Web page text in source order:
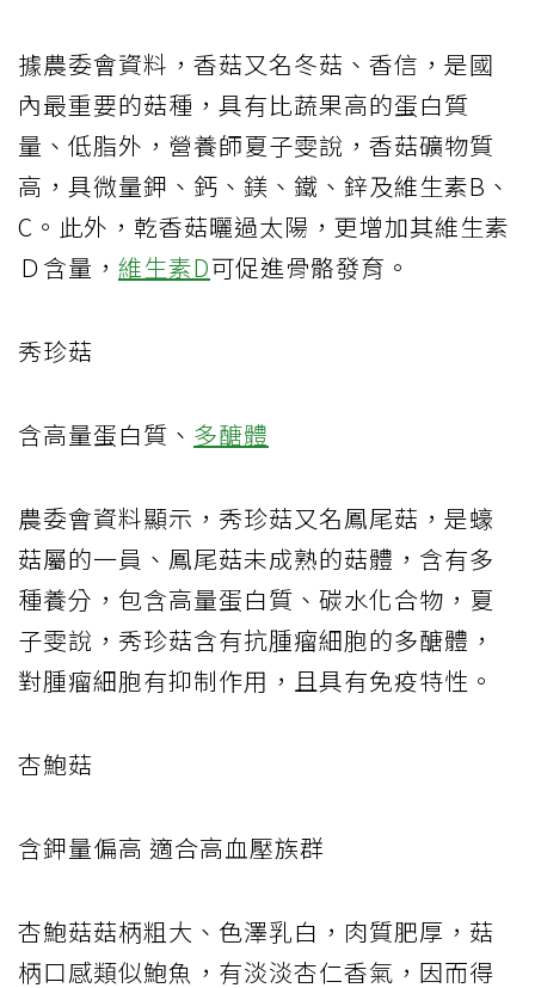
據農委會資料，香菇又名冬菇、香信，是國
內最重要的菇種，具有比蔬果高的蛋白質
量、低脂外，營養師夏子雯說，香菇礦物質
高，具微量鉀、鈣、鎂、鐵、鋅及維生素B、
C。此外，乾香菇曬過太陽，更增加其維生素
Ｄ含量， 維生素D可促進骨骼發育。
秀珍菇
含高量蛋白質、 多醣體
農委會資料顯示，秀珍菇又名鳳尾菇，是蠔
菇屬的一員、鳳尾菇未成熟的菇體，含有多
種養分，包含高量蛋白質、碳水化合物，夏
子雯說，秀珍菇含有抗腫瘤細胞的多醣體，
對腫瘤細胞有抑制作用，且具有免疫特性。
杏鮑菇
含鉀量偏高 適合高血壓族群
杏鮑菇菇柄粗大、色澤乳白，肉質肥厚，菇
柄口感類似鮑魚，有淡淡杏仁香氣，因而得